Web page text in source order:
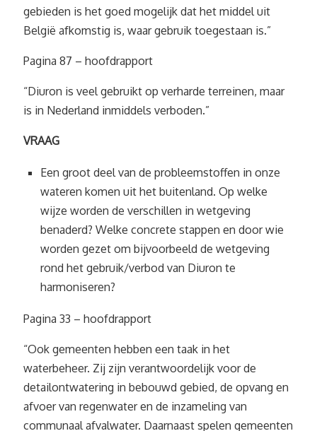
gebieden is het goed mogelijk dat het middel uit
België afkomstig is, waar gebruik toegestaan is.”
Pagina 87 – hoofdrapport
“Diuron is veel gebruikt op verharde terreinen, maar
is in Nederland inmiddels verboden.”
VRAAG
Een groot deel van de probleemstoffen in onze
wateren komen uit het buitenland. Op welke
wijze worden de verschillen in wetgeving
benaderd? Welke concrete stappen en door wie
worden gezet om bijvoorbeeld de wetgeving
rond het gebruik/verbod van Diuron te
harmoniseren?
Pagina 33 – hoofdrapport
“Ook gemeenten hebben een taak in het
waterbeheer. Zij zijn verantwoordelijk voor de
detailontwatering in bebouwd gebied, de opvang en
afvoer van regenwater en de inzameling van
communaal afvalwater. Daarnaast spelen gemeenten